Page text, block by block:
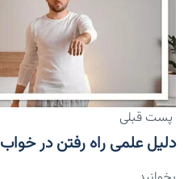
پست قبلی
دلیل علمی راه رفتن در خواب